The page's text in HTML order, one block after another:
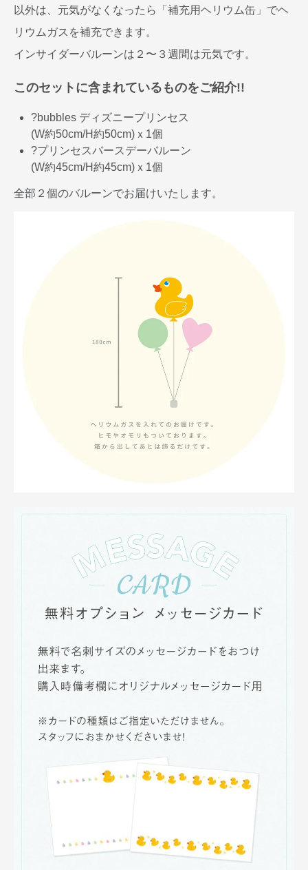
以外は、元気がなくなったら「補充用ヘリウム缶」でヘ
リウムガスを補充できます。
インサイダーバルーンは２〜３週間は元気です。
このセットに含まれているものをご紹介!!
?bubbles ディズニープリンセス
(W約50cm/H約50cm)ｘ1個
?プリンセスバースデーバルーン
(W約45cm/H約45cm)ｘ1個
全部２個のバルーンでお届けいたします。